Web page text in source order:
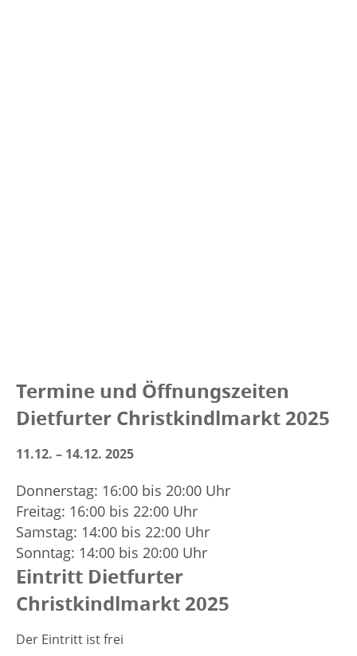
Termine und Öffnungszeiten
Dietfurter Christkindlmarkt 2025
11.12. – 14.12. 2025
Donnerstag: 16:00 bis 20:00 Uhr
Freitag: 16:00 bis 22:00 Uhr
Samstag: 14:00 bis 22:00 Uhr
Sonntag: 14:00 bis 20:00 Uhr
Eintritt Dietfurter
Christkindlmarkt 2025
Der Eintritt ist frei